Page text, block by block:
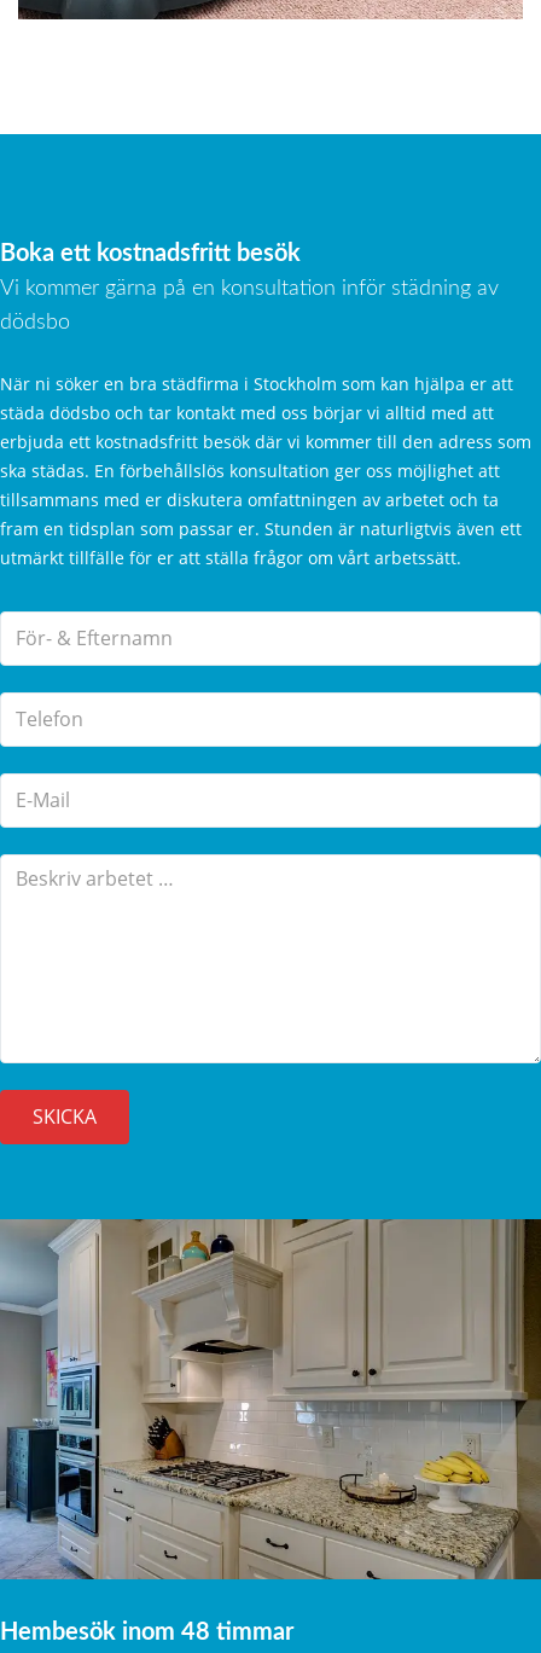
Boka ett kostnadsfritt besök
Vi kommer gärna på en konsultation inför städning av
dödsbo
När ni söker en bra städfirma i Stockholm som kan hjälpa er att
städa dödsbo och tar kontakt med oss börjar vi alltid med att
erbjuda ett kostnadsfritt besök där vi kommer till den adress som
ska städas. En förbehållslös konsultation ger oss möjlighet att
tillsammans med er diskutera omfattningen av arbetet och ta
fram en tidsplan som passar er. Stunden är naturligtvis även ett
utmärkt tillfälle för er att ställa frågor om vårt arbetssätt.
Hembesök inom 48 timmar